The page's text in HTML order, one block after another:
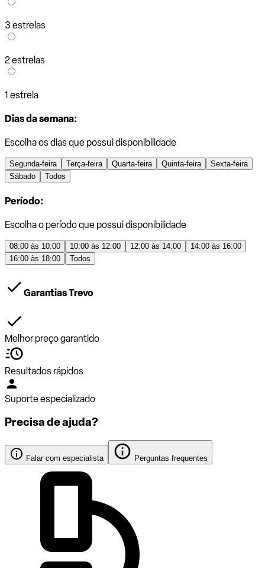
3 estrelas
2 estrelas
1 estrela
Dias da semana:
Escolha os dias que possui disponibilidade
Segunda-feira Terça-feira Quarta-feira Quinta-feira
Sexta-feira
Sábado
Todos
Período:
Escolha o período que possui disponibilidade
08:00 às 10:00 10:00 às 12:00 12:00 às 14:00
14:00 às 16:00
16:00 às 18:00
Todos
Garantias Trevo
Melhor preço garantido
Resultados rápidos
Suporte especializado
Precisa de ajuda?
Falar com especialista Perguntas frequentes